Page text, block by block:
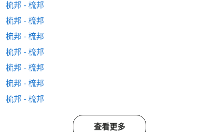
梳邦 - 梳邦
梳邦 - 梳邦
梳邦 - 梳邦
梳邦 - 梳邦
梳邦 - 梳邦
梳邦 - 梳邦
梳邦 - 梳邦
查看更多